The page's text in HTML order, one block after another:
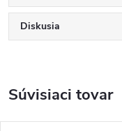
Diskusia
Súvisiaci tovar